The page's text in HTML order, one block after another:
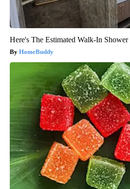
Here's The Estimated Walk-In
HomeBuddy